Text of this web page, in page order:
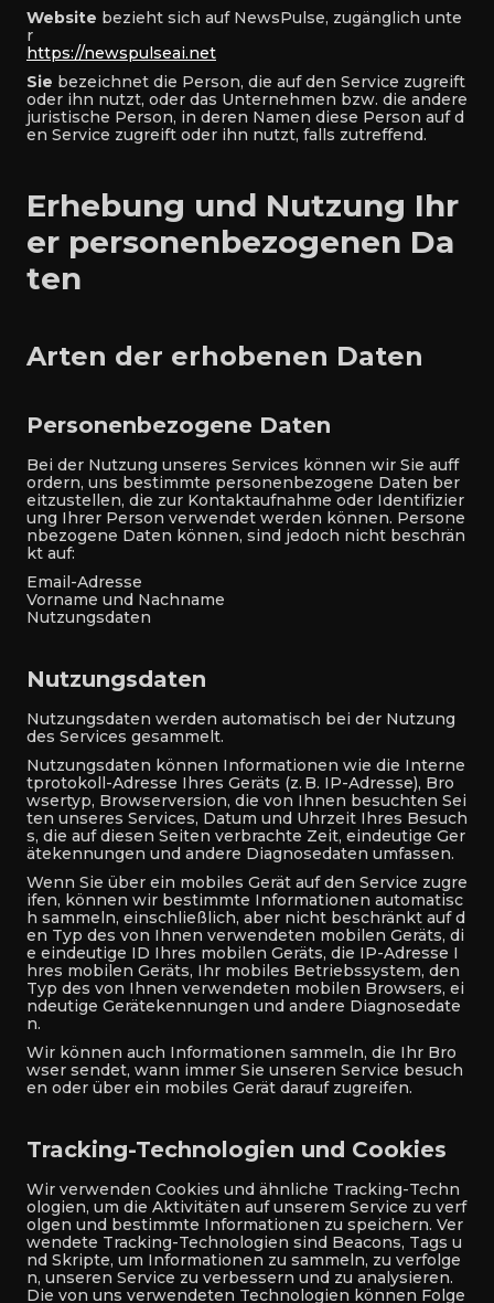
Website bezieht sich auf NewsPulse, zugänglich unte
r
https://newspulseai.net
Sie bezeichnet die Person, die auf den Service zugreift
oder ihn nutzt, oder das Unternehmen bzw. die andere
juristische Person, in deren Namen diese Person auf d
en Service zugreift oder ihn nutzt, falls zutreffend.
Erhebung und Nutzung Ihr
er personenbezogenen Da
ten
Arten der erhobenen Daten
Personenbezogene Daten
Bei der Nutzung unseres Services können wir Sie auff
ordern, uns bestimmte personenbezogene Daten ber
eitzustellen, die zur Kontaktaufnahme oder Identifizier
ung Ihrer Person verwendet werden können. Persone
nbezogene Daten können, sind jedoch nicht beschrän
kt auf:
Email-Adresse
Vorname und Nachname
Nutzungsdaten
Nutzungsdaten
Nutzungsdaten werden automatisch bei der Nutzung
des Services gesammelt.
Nutzungsdaten können Informationen wie die Interne
tprotokoll-Adresse Ihres Geräts (z. B. IP-Adresse), Bro
wsertyp, Browserversion, die von Ihnen besuchten Sei
ten unseres Services, Datum und Uhrzeit Ihres Besuch
s, die auf diesen Seiten verbrachte Zeit, eindeutige Ger
ätekennungen und andere Diagnosedaten umfassen.
Wenn Sie über ein mobiles Gerät auf den Service zugre
ifen, können wir bestimmte Informationen automatisc
h sammeln, einschließlich, aber nicht beschränkt auf d
en Typ des von Ihnen verwendeten mobilen Geräts, di
e eindeutige ID Ihres mobilen Geräts, die IP-Adresse I
hres mobilen Geräts, Ihr mobiles Betriebssystem, den
Typ des von Ihnen verwendeten mobilen Browsers, ei
ndeutige Gerätekennungen und andere Diagnosedate
n.
Wir können auch Informationen sammeln, die Ihr Bro
wser sendet, wann immer Sie unseren Service besuch
en oder über ein mobiles Gerät darauf zugreifen.
Tracking-Technologien und Cookies
Wir verwenden Cookies und ähnliche Tracking-Techn
ologien, um die Aktivitäten auf unserem Service zu verf
olgen und bestimmte Informationen zu speichern. Ver
wendete Tracking-Technologien sind Beacons, Tags u
nd Skripte, um Informationen zu sammeln, zu verfolge
n, unseren Service zu verbessern und zu analysieren.
Die von uns verwendeten Technologien können Folge